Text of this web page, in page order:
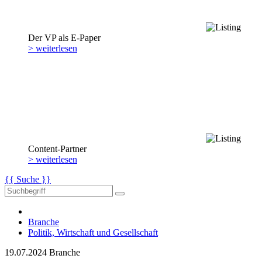
Der VP als E-Paper
> weiterlesen
Content-Partner
> weiterlesen
{{ Suche }}
Branche
Politik, Wirtschaft und Gesellschaft
19.07.2024 Branche